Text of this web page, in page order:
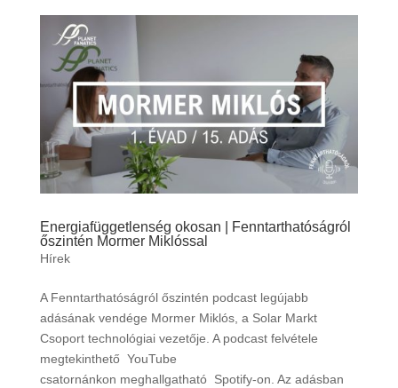
Energiafüggetlenség okosan | Fenntarthatóságról
őszintén Mormer Miklóssal
Hírek
A Fenntarthatóságról őszintén podcast legújabb
adásának vendége Mormer Miklós, a Solar Markt
Csoport technológiai vezetője. A podcast felvétele
megtekinthető YouTube
csatornánkon meghallgatható Spotify-on. Az adásban